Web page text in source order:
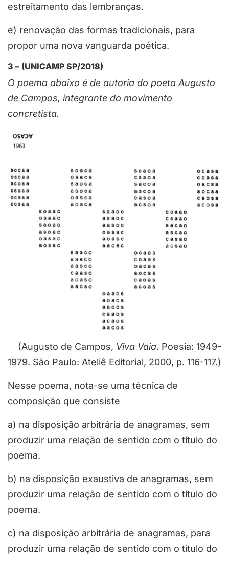
estreitamento das lembranças.
e) renovação das formas tradicionais, para
propor uma nova vanguarda poética.
3 – (UNICAMP SP/2018)
O poema abaixo é de autoria do poeta Augusto
de Campos, integrante do movimento
concretista.
(Augusto de Campos, Viva Vaia. Poesia: 1949-
1979. São Paulo: Ateliê Editorial, 2000, p. 116-117.)
Nesse poema, nota-se uma técnica de
composição que consiste
a) na disposição arbitrária de anagramas, sem
produzir uma relação de sentido com o título do
poema.
b) na disposição exaustiva de anagramas, sem
produzir uma relação de sentido com o título do
poema.
c) na disposição arbitrária de anagramas, para
produzir uma relação de sentido com o título do